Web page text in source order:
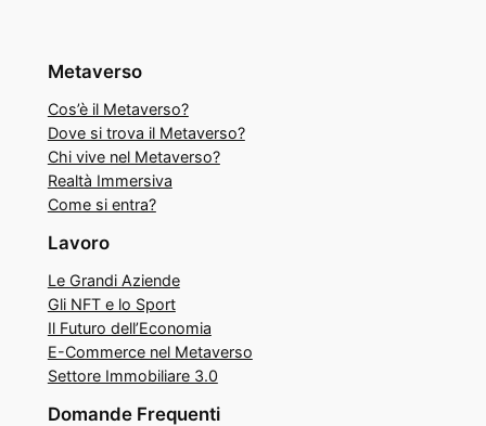
Metaverso
Cos’è il Metaverso?
Dove si trova il Metaverso?
Chi vive nel Metaverso?
Realtà Immersiva
Come si entra?
Lavoro
Le Grandi Aziende
Gli NFT e lo Sport
Il Futuro dell’Economia
E-Commerce nel Metaverso
Settore Immobiliare 3.0
Domande Frequenti